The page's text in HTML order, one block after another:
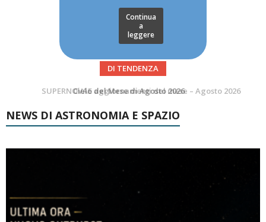
Continua
a
leggere
DI TENDENZA
SUPERNOVAE aggiornamenti del mese – Agosto 2026
Le Comete del mese di Agosto: LA 10P/TEMPEL AL PERIELIO
NEWS DI ASTRONOMIA E SPAZIO